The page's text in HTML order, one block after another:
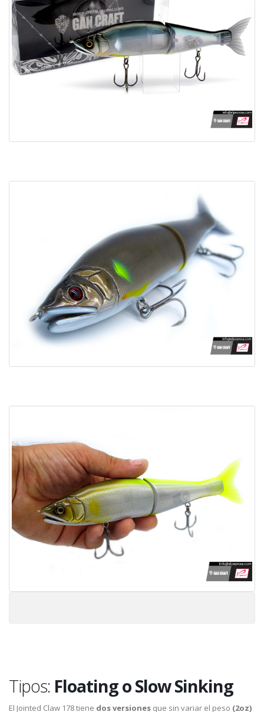
Tipos: Floating o Slow Sinking
El Jointed Claw 178 tiene dos versiones que sin variar el peso (2oz)